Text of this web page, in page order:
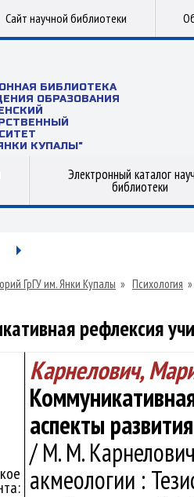
Сайт научной библиотеки
БИБЛИОТЕКА
ОБРАЗОВАНИЯ
КУПАЛЫ"
Электронный каталог
библиотеки
ГрГУ им. Янки Купалы » Психология »
рефлексия
Карнелович,
аспекты развития
/ М. М.
акмеологии :